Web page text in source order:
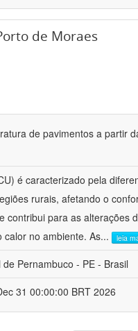
de Moraes
de pavimentos a partir
é caracterizado pela
rurais, afetando o
contribui para as alterações
calor no ambiente. As... leia
Pernambuco - PE - Brasil
31 00:00:00 BRT 2026